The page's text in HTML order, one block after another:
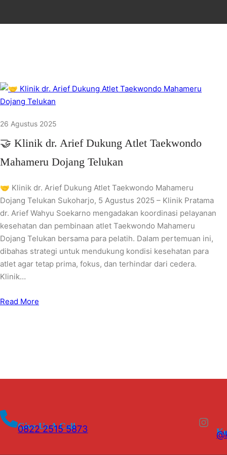
26 Agustus 2025
🤝 Klinik dr. Arief Dukung Atlet Taekwondo
Mahameru Dojang Telukan
🤝 Klinik dr. Arief Dukung Atlet Taekwondo Mahameru
Dojang Telukan Sukoharjo, 5 Agustus 2025 – Klinik Pratama
dr. Arief Wahyu Soekarno mengadakan koordinasi pelayanan
kesehatan dan pembinaan atlet Taekwondo Mahameru
Dojang Telukan bersama para pelatih. Dalam pertemuan ini,
dibahas strategi untuk mendukung kondisi kesehatan para
atlet agar tetap prima, fokus, dan terhindar dari cedera.
Klinik…
Read More
Give Us A Call
0822 2515 5873 Instagram